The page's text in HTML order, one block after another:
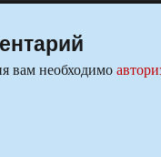
вам необходимо